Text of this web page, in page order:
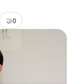
🤝0